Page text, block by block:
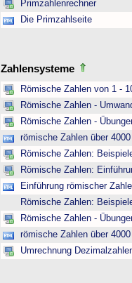
Primzahlenrechner
Die Primzahlseite
Zahlensysteme
Römische Zahlen von 1 -
Römische Zahlen -
Römische Zahlen -
römische Zahlen über 4000
Römische Zahlen:
Römische Zahlen:
Einführung römischer
Römische Zahlen:
Römische Zahlen -
römische Zahlen über 4000
Umrechnung